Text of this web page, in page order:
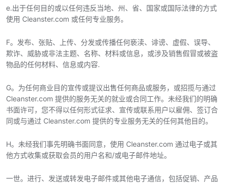
e.出于任何目的或以任何违反当地、州、省、国家或国际法律的方式
使用 Cleanster.com 或任何专业服务。
F。发布、张贴、上传、分发或传播任何亵渎、诽谤、虚假、误导、
欺诈、威胁或非法主题、名称、材料或信息，或涉及销售假冒或被盗
物品的任何材料、信息或内容.
G。为任何商业目的宣传或提议出售任何商品或服务，或招揽与通过
Cleanster.com 提供的服务无关的就业或合同工作。未经我们的明确
书面许可，您不得以任何形式征求、宣传或联系用户以雇佣、签订合
同或与通过 Cleanster.com 提供的专业服务无关的任何其他目的。
H。未经我们事先明确书面同意，使用 Cleanster.com 通过电子或其
他方式收集或获取会员的用户名和/或电子邮件地址。
一世。进行、发送或转发电子邮件或其他电子通信，包括促销、产品